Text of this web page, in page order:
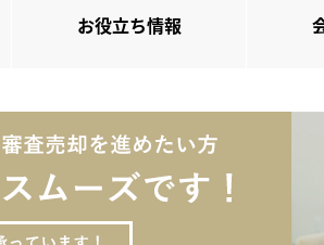
お役立ち情報